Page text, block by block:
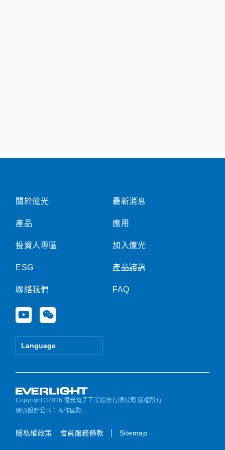
關於億光
產品
投資人專區
ESG
聯絡我們
Y
o
u
e
W
e
x
i
Language
最新消息
應用
加入億光
產品諮詢
FAQ
Copyright ©2026 億光電子工業股份有限公司 版權所有
網頁設計公司 ：振作國際
隱私權政策 會員服務條款 Sitemap